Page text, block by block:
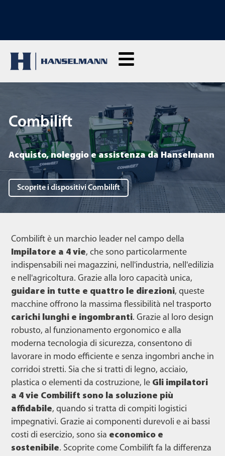
Combilift
Acquisto, noleggio e assistenza da Hanselmann
Scoprite i dispositivi Combilift
Combilift è un marchio leader nel campo della
Impilatore a 4 vie, che sono particolarmente
indispensabili nei magazzini, nell'industria, nell'edilizia
e nell'agricoltura. Grazie alla loro capacità unica,
guidare in tutte e quattro le direzioni, queste
macchine offrono la massima flessibilità nel trasporto
carichi lunghi e ingombranti. Grazie al loro design
robusto, al funzionamento ergonomico e alla
moderna tecnologia di sicurezza, consentono di
lavorare in modo efficiente e senza ingombri anche in
corridoi stretti. Sia che si tratti di legno, acciaio,
plastica o elementi da costruzione, le Gli impilatori
a 4 vie Combilift sono la soluzione più
affidabile, quando si tratta di compiti logistici
impegnativi. Grazie ai componenti durevoli e ai bassi
costi di esercizio, sono sia economico e
sostenibile. Scoprite come Combilift fa la differenza